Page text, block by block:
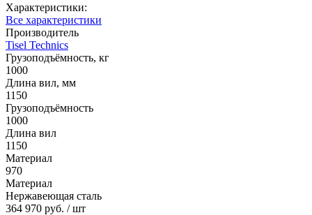
Характеристики:
Все характеристики
Производитель
Tisel Technics
Грузоподъёмность, кг
1000
Длина вил, мм
1150
Грузоподъёмность
1000
Длина вил
1150
Материал
970
Материал
Нержавеющая сталь
364 970 руб. / шт